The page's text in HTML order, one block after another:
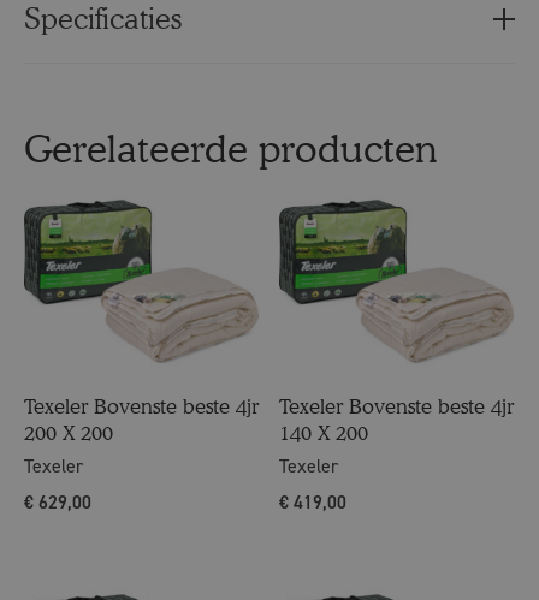
Specificaties
Gerelateerde producten
Texeler Bovenste beste 4jr
200 X 200
Texeler
€ 629,00
Texeler Bovenste beste 4jr
140 X 200
Texeler
€ 419,00